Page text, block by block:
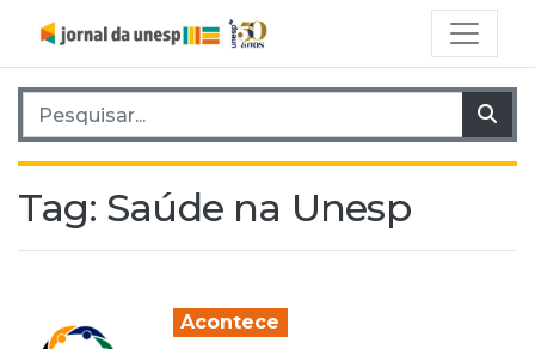
Pesquisar por:
Tag: Saúde na Unesp
Acontece